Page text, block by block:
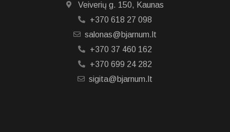
Veiverių g. 150, Kaunas
+370 618 27 098
salonas@bjarnum.lt
+370 37 460 162
+370 699 24 282
sigita@bjarnum.lt